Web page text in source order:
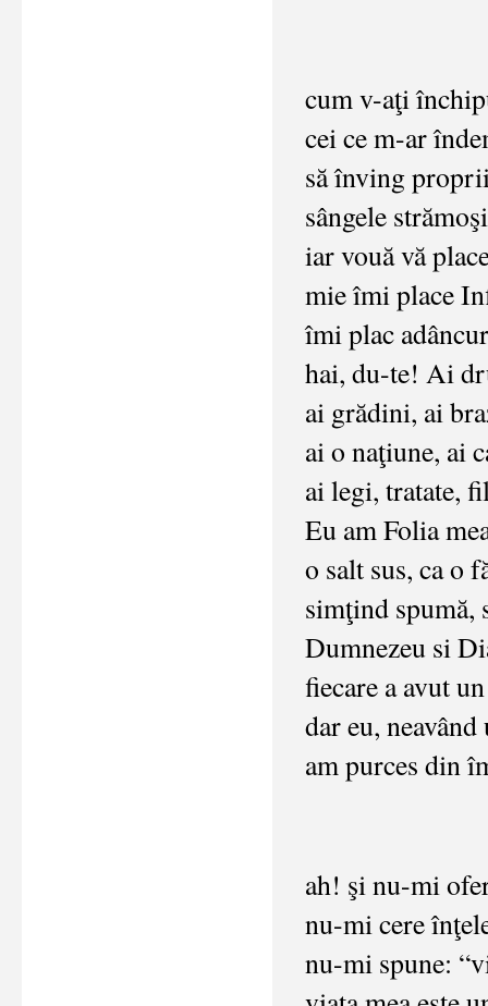
cum v-aţi
cei ce m-ar
să înving
sângele
iar vouă vă
mie îmi place
îmi plac
hai, du-te! Ai
ai grădini, ai
ai o naţiune, ai
ai legi, tratate,
Eu am Folia
o salt sus, ca o
simţind spumă,
Dumnezeu si
fiecare a avut
dar eu,
am purces din
ah! şi nu-mi
nu-mi cere
nu-mi spune: